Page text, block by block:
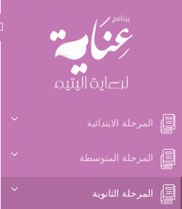
المرحلة الابتدائية
المرحلة المتوسطة
المرحلة الثانوية